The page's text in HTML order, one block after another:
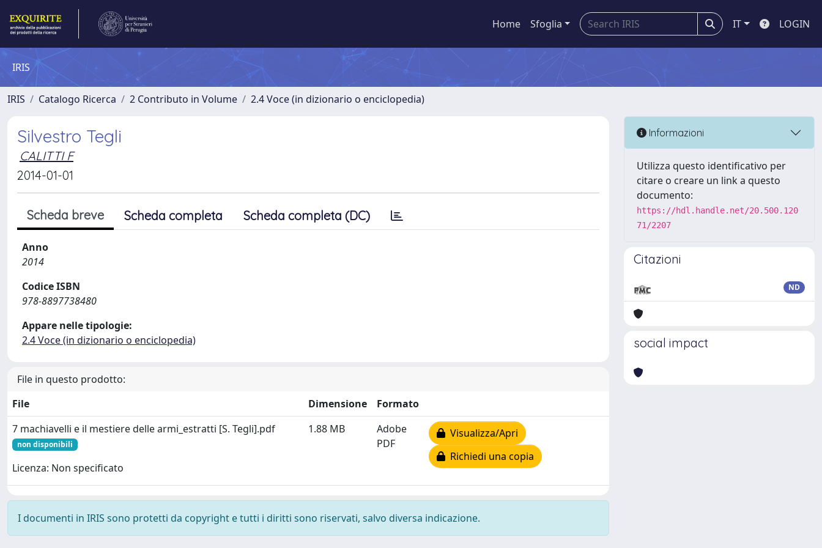
Home Sfoglia IT LOGIN
IRIS
IRIS Catalogo Ricerca 2 Contributo in Volume 2.4 Voce (in dizionario o enciclopedia)
Silvestro Tegli
CALITTI F
2014-01-01
Scheda breve Scheda completa Scheda completa (DC)
Anno
2014
Codice ISBN
978-8897738480
Appare nelle tipologie:
2.4 Voce (in dizionario o enciclopedia)
File in questo prodotto:
File
Dimensione
Formato
7 machiavelli e il mestiere delle armi_estratti [S. Tegli].pdf
non disponibili
Licenza: Non specificato
1.88 MB
Adobe
PDF
Visualizza/Apri
Richiedi una copia
I documenti in IRIS sono protetti da copyright e tutti i diritti sono riservati, salvo diversa indicazione.
Informazioni
Utilizza questo identificativo per
citare o creare un link a questo
documento:
https://hdl.handle.net/20.500.120
71/2207
Citazioni
ND
social impact